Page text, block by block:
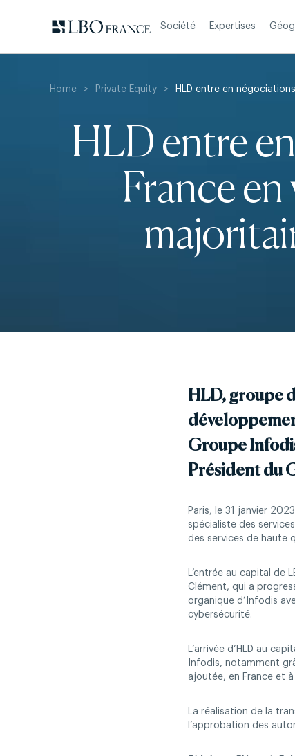
Société Expertises
Home > Private Equity > HLD entre en
HLD entre
France
HLD, groupe
Groupe
Président du
Paris, le 31 janvier
spécialiste des
des services de haute
L’entrée au capital de
Clément, qui a
organique d’Infodis
cybersécurité.
L’arrivée d’HLD au
Infodis, notamment
ajoutée, en France et à
La réalisation de la
l’approbation des